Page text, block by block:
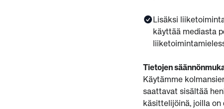
Lisäksi
käyttää mediasta
Tietojen
Käytämme
saattavat sisältää
käsittelijöinä, joilla